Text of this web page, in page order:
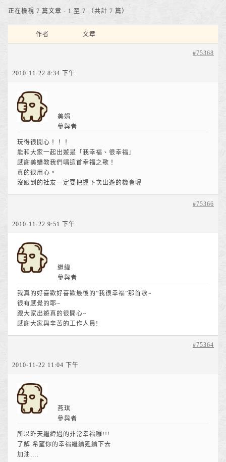
正在檢視 7 篇文章 - 1 至 7 （共計 7 篇）
作者 文章
2010-11-22 8:34 下午
#75368
美娟
參與者
玩得很開心！！！
能和大家一起出遊是「我幸福、很幸福』
感謝美嬌教我們唱這首幸福之歌！
真的很用心。
沒跟到的社友一定要把握下次出遊的機會喔
2010-11-22 9:51 下午
#75366
繼緯
參與者
我真的好喜歡好喜歡最後的”我很幸福”那首歌~
很有感覺的耶~
跟大家出遊真的很開心~
感謝大家與辛苦的工作人員!
2010-11-22 11:04 下午
#75364
燕琪
參與者
所以昨天繼緯過的非常幸福囉!!!
了解 希望你的幸福繼續延續下去
加油….